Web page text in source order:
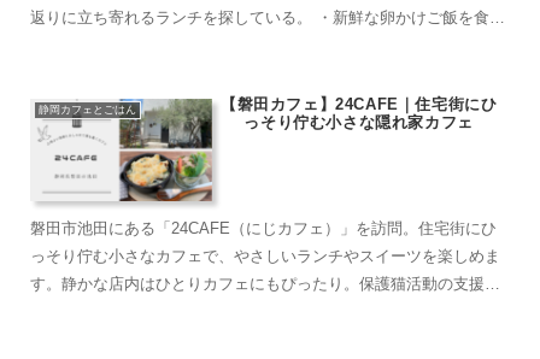
返りに立ち寄れるランチを探している。 ・新鮮な卵かけご飯を食べ
静岡カフェとごはん
【磐田カフェ】24CAFE｜住宅街にひ
っそり佇む小さな隠れ家カフェ
磐田市池田にある「24CAFE（にじカフェ）」を訪問。住宅街にひ
っそり佇む小さなカフェで、やさしいランチやスイーツを楽しめま
す。静かな店内はひとりカフェにもぴったり。保護猫活動の支援も